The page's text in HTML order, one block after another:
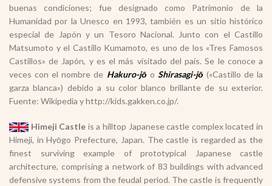
buenas condiciones; fue designado como Patrimonio de la
Humanidad por la Unesco en 1993, también es un sitio histórico
especial de Japón y un Tesoro Nacional. Junto con el Castillo
Matsumoto y el Castillo Kumamoto, es uno de los «Tres Famosos
Castillos» de Japón, y es el más visitado del país. Se le conoce a
veces con el nombre de Hakuro-jō o Shirasagi-jō («Castillo de la
garza blanca») debido a su color blanco brillante de su exterior.
Fuente: Wikipedia y http://kids.gakken.co.jp/.
Himeji Castle is a hilltop Japanese castle complex located in
Himeji, in Hyōgo Prefecture, Japan. The castle is regarded as the
finest surviving example of prototypical Japanese castle
architecture, comprising a network of 83 buildings with advanced
defensive systems from the feudal period. The castle is frequently